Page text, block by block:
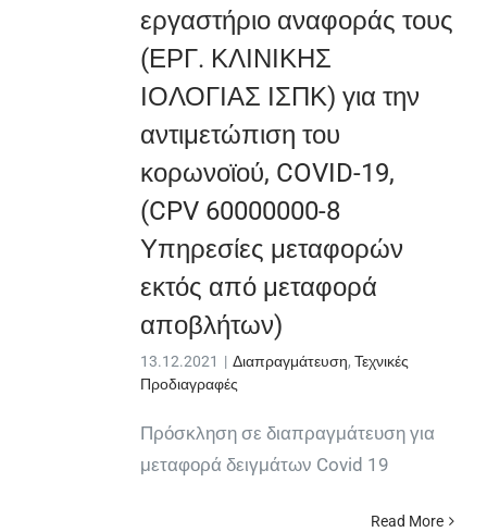
εργαστήριο αναφοράς τους
(ΕΡΓ. ΚΛΙΝΙΚΗΣ
ΙΟΛΟΓΙΑΣ ΙΣΠΚ) για την
αντιμετώπιση του
κορωνοϊού, COVID-19,
(CPV 60000000-8
Υπηρεσίες μεταφορών
εκτός από μεταφορά
αποβλήτων)
13.12.2021 | Διαπραγμάτευση, Τεχνικές
Προδιαγραφές
Πρόσκληση σε διαπραγμάτευση για
μεταφορά δειγμάτων Covid 19
Read More